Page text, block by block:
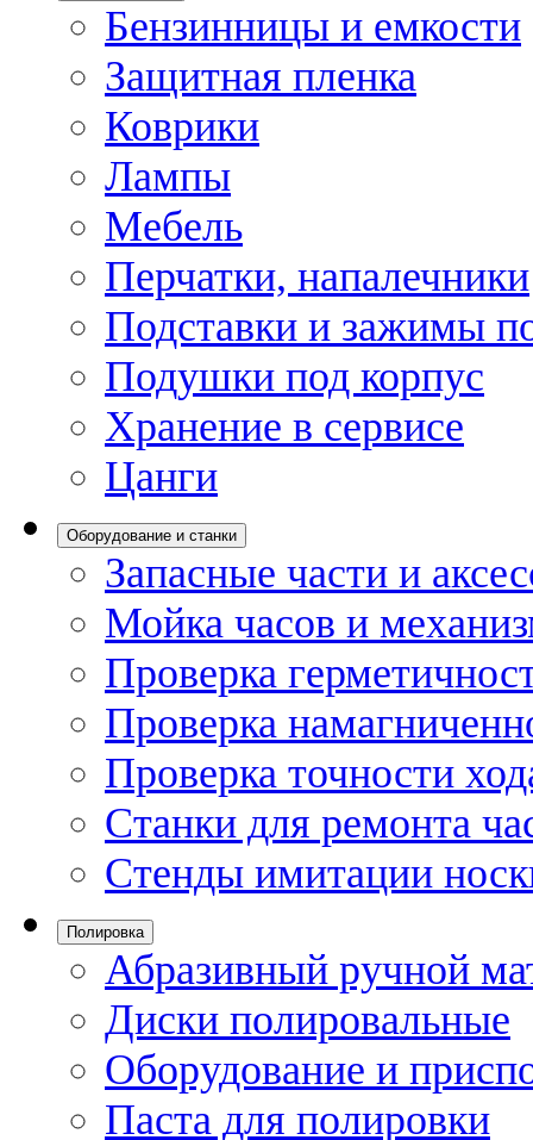
Бензинницы и емкости
Защитная пленка
Коврики
Лампы
Мебель
Перчатки, напалечники
Подставки и зажимы
Подушки под корпус
Хранение в сервисе
Цанги
Оборудование и станки
Запасные части и
Мойка часов и
Проверка
Проверка
Проверка точности
Станки для ремонта
Стенды имитации
Полировка
Абразивный ручной
Диски полировальные
Оборудование и
Паста для полировки